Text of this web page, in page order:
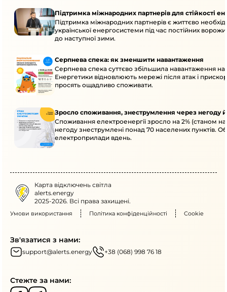
Підтримка міжнародних партнерів для стійкості
Підтримка міжнародних партнерів є життєво
української енергосистеми під час постійних
до наступної зими.
Серпнева спека: як зменшити навантаження
Серпнева спека суттєво збільшила навантаження
Енергетики відновлюють мережі після атак і
просять ощадливо споживати.
Зросло споживання, знеструмлення через негоду
Споживання електроенергії зросло на 2% (станом
негоду знеструмлені понад 70 населених пунктів.
електроприлади вдень.
Карта відключень світла
alerts.energy
2025-2026. Всі права захищені.
Умови використання Політика конфіденційності Cookie
Зв'язатися з нами:
support@alerts.energy +38 (068) 998 76 18
Стежте за нами: